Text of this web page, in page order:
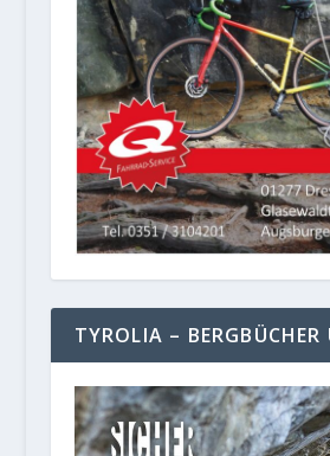
TYROLIA – BERGBÜCHER